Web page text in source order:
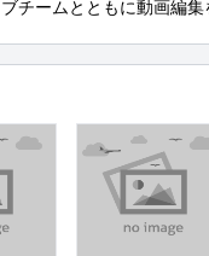
チームとともに動画編集